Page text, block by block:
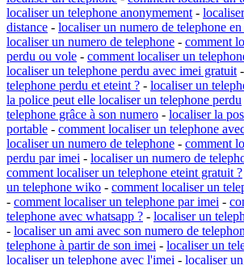
localiser un telephone anonymement -
distance - localiser un numero de telephone
localiser un numero de telephone - comment
perdu ou vole - comment localiser un
localiser un telephone perdu avec imei gratuit -
telephone perdu et eteint ? - localiser un
la police peut elle localiser un telephone perdu
telephone grâce à son numero - localiser la
portable - comment localiser un telephone
localiser un numero de telephone - comment
perdu par imei - localiser un numero de
comment localiser un telephone eteint gratuit ?
un telephone wiko - comment localiser un
- comment localiser un telephone par imei -
telephone avec whatsapp ? - localiser un
- localiser un ami avec son numero de
telephone à partir de son imei - localiser un
localiser un telephone avec l'imei - localiser